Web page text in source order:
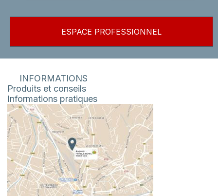
ESPACE PROFESSIONNEL
INFORMATIONS
Produits et conseils
Informations pratiques